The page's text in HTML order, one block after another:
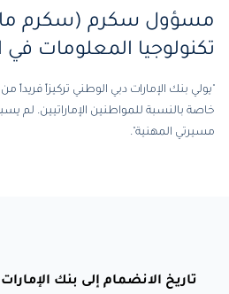
مسؤول سكرم (سكرم
تكنولوجيا المعلومات
"يولي بنك الإمارات دبي الوطني تركيزاً فريداً
خاصة بالنسبة للمواطنين الإماراتيين. لم
مسيرتي المهنية".
تاريخ الانضمام إلى بنك